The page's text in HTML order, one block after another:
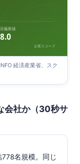
偏差値
企業スコープ
経済産業省、スク
会社か（30秒サ
778名規模。同じ